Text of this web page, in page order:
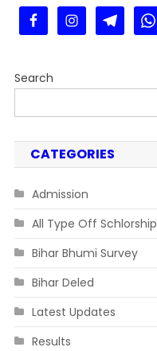
Search
CATEGORIES
Admission
All Type Off Schlorship
Bihar Bhumi Survey
Bihar Deled
Latest Updates
Results